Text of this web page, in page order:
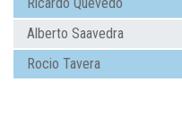
Ricardo Quevedo
Alberto Saavedra
Rocio Tavera